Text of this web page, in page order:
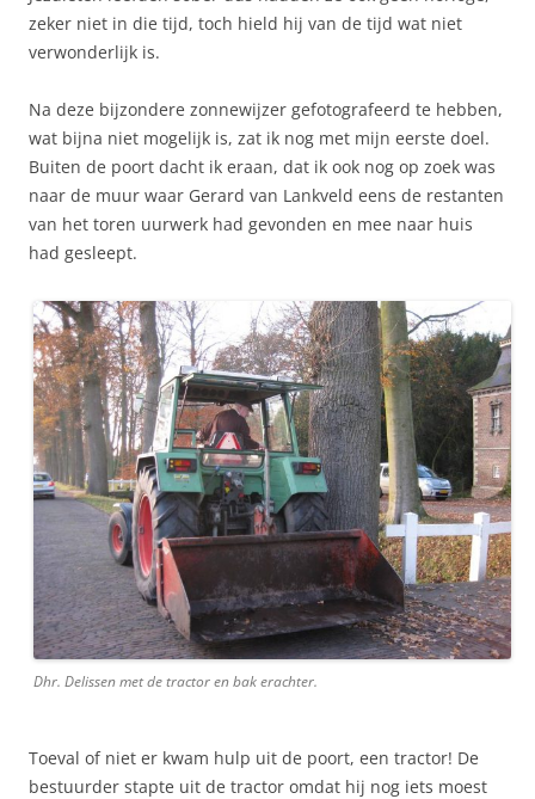
zeker niet in die tijd, toch hield hij van de tijd wat niet
verwonderlijk is.
Na deze bijzondere zonnewijzer gefotografeerd te hebben,
wat bijna niet mogelijk is, zat ik nog met mijn eerste doel.
Buiten de poort dacht ik eraan, dat ik ook nog op zoek was
naar de muur waar Gerard van Lankveld eens de restanten
van het toren uurwerk had gevonden en mee naar huis
had gesleept.
Dhr. Delissen met de tractor en bak erachter.
Toeval of niet er kwam hulp uit de poort, een tractor! De
bestuurder stapte uit de tractor omdat hij nog iets moest